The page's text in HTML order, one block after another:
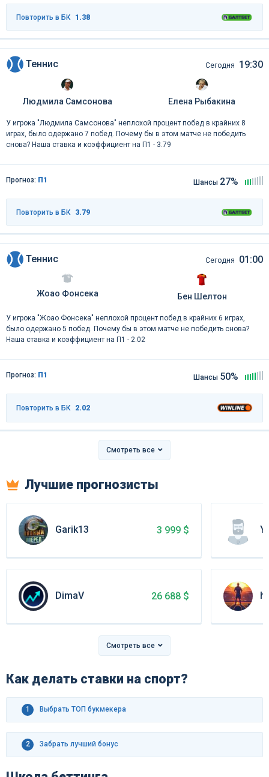
Повторить в БК 1.38
Теннис Сегодня 19:30
Людмила Самсонова Елена Рыбакина
У игрока "Людмила Самсонова" неплохой процент побед в крайних 8
играх, было одержано 7 побед. Почему бы в этом матче не победить
снова? Наша ставка и коэффициент на П1 - 3.79
Прогноз: П1 Шансы 27%
Повторить в БК 3.79
Теннис Сегодня 01:00
Жоао Фонсека Бен Шелтон
У игрока "Жоао Фонсека" неплохой процент побед в крайних 6 играх,
было одержано 5 побед. Почему бы в этом матче не победить снова?
Наша ставка и коэффициент на П1 - 2.02
Прогноз: П1 Шансы 50%
Повторить в БК 2.02
Смотреть все
Лучшие прогнозисты
Garik13 3 999 $
DimaV 26 688 $
Смотреть все
Как делать ставки на спорт?
1 Выбрать ТОП букмекера
2 Забрать лучший бонус